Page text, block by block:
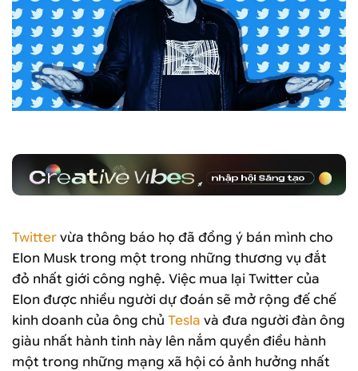
Twitter vừa thông báo họ đã đồng ý bán mình cho
Elon Musk trong một trong những thương vụ đắt
đỏ nhất giới công nghệ. Việc mua lại Twitter của
Elon được nhiều người dự đoán sẽ mở rộng đế chế
kinh doanh của ông chủ Tesla và đưa người đàn ông
giàu nhất hành tinh này lên nắm quyền điều hành
một trong những mạng xã hội có ảnh hưởng nhất